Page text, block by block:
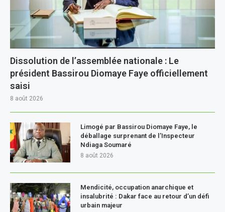
Dissolution de l’assemblée nationale : Le
président Bassirou Diomaye Faye officiellement
saisi
8 août 2026
Limogé par Bassirou Diomaye Faye, le
déballage surprenant de l’Inspecteur
Ndiaga Soumaré
8 août 2026
Mendicité, occupation anarchique et
insalubrité : Dakar face au retour d’un défi
urbain majeur